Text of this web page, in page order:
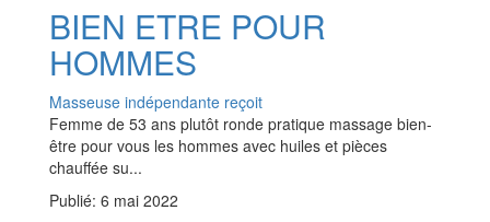
BIEN ETRE POUR
HOMMES
Masseuse indépendante reçoit
Femme de 53 ans plutôt ronde pratique massage bien-
être pour vous les hommes avec huiles et pièces
chauffée su...
Publié: 6 mai 2022